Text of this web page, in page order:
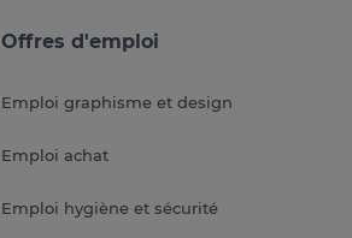
Offres d'emploi
Emploi graphisme et design
Emploi achat
Emploi hygiène et sécurité